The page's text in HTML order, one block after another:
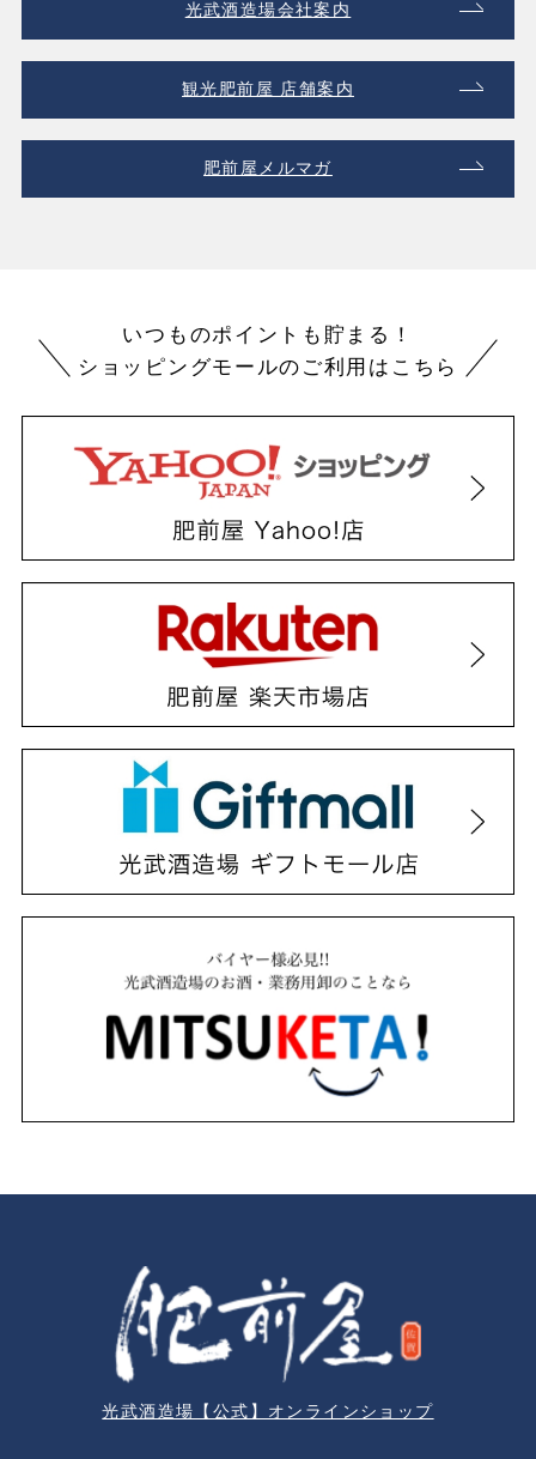
光武酒造場会社案内
観光肥前屋 店舗案内
肥前屋メルマガ
いつものポイントも貯まる！
ショッピングモールのご利用はこちら
光武酒造場【公式】オンラインショップ